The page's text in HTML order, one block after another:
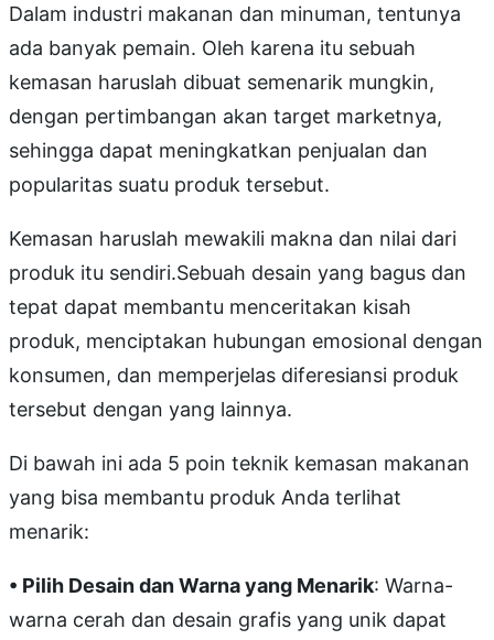
Dalam industri makanan dan minuman, tentunya
ada banyak pemain. Oleh karena itu sebuah
kemasan haruslah dibuat semenarik mungkin,
dengan pertimbangan akan target marketnya,
sehingga dapat meningkatkan penjualan dan
popularitas suatu produk tersebut.
Kemasan haruslah mewakili makna dan nilai dari
produk itu sendiri.Sebuah desain yang bagus dan
tepat dapat membantu menceritakan kisah
produk, menciptakan hubungan emosional dengan
konsumen, dan memperjelas diferesiansi produk
tersebut dengan yang lainnya.
Di bawah ini ada 5 poin teknik kemasan makanan
yang bisa membantu produk Anda terlihat
menarik:
• Pilih Desain dan Warna yang Menarik: Warna-
warna cerah dan desain grafis yang unik dapat